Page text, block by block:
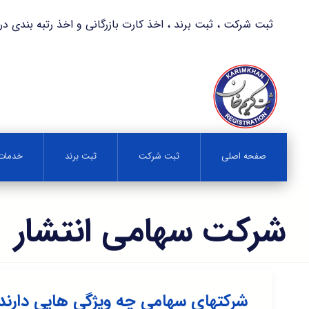
ثبت شرکت ، ثبت برند ، اخذ کارت بازرگانی و اخذ رتبه بندی در کمترین
صفحه اصلی ثبت شرکت ثبت برند
شرکت سهامی انتشار
شرکتهای سهامی چه ویژگی هایی